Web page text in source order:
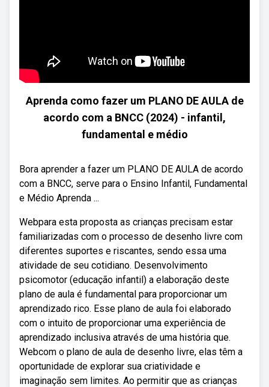
Aprenda como fazer um PLANO DE AULA de
acordo com a BNCC (2024) - infantil,
fundamental e médio
Bora aprender a fazer um PLANO DE AULA de acordo
com a BNCC, serve para o Ensino Infantil, Fundamental
e Médio Aprenda ...
Webpara esta proposta as crianças precisam estar
familiarizadas com o processo de desenho livre com
diferentes suportes e riscantes, sendo essa uma
atividade de seu cotidiano. Desenvolvimento
psicomotor (educação infantil) a elaboração deste
plano de aula é fundamental para proporcionar um
aprendizado rico. Esse plano de aula foi elaborado
com o intuito de proporcionar uma experiência de
aprendizado inclusiva através de uma história que.
Webcom o plano de aula de desenho livre, elas têm a
oportunidade de explorar sua criatividade e
imaginação sem limites. Ao permitir que as crianças